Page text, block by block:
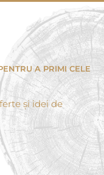
A PRIMI CELE
și idei de